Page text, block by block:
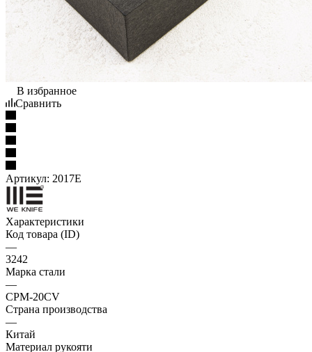
В избранное
Сравнить
Артикул: 2017E
Характеристики
Код товара (ID)
—
3242
Марка стали
—
CPM-20CV
Страна производства
—
Китай
Материал рукояти